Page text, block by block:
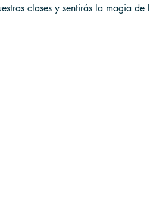
clases y sentirás la magia